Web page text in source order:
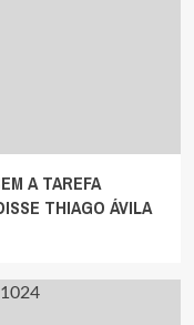
A TAREFA
THIAGO ÁVILA